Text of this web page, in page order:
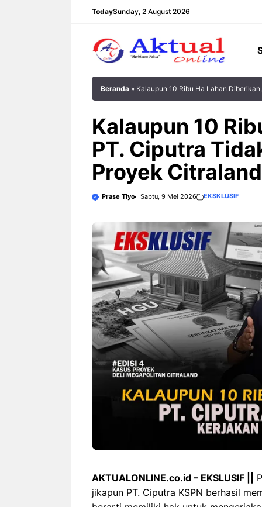
TodaySunday, 2 August 2026
Beranda » ‎Kalaupun 10 Ribu Ha Lahan
‎Kalaupun 10
PT. Ciputra
Proyek Citraland
Prase Tiyo Sabtu, 9 Mei 2026 EKSKLUSIF
AKTUALONLINE.co.id – EKSLUSIF ||
jikapun PT. Ciputra KSPN berhasil